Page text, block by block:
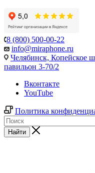
8 (800) 500-00-22
info@miraphone.ru
Челябинск, Копейское
павильон 3-70/2
Вконтакте
YouTube
Политика
Найти